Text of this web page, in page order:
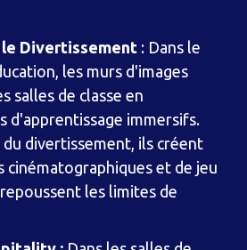
Divertissement: Dans le
les murs d'images
salles de classe en
d'apprentissage immersifs.
du divertissement, ils créent
cinématographiques et de jeu
les limites de